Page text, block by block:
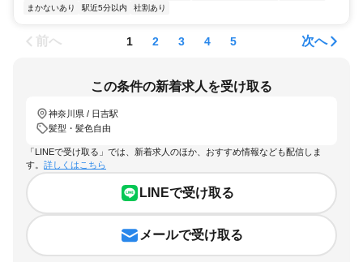
まかないあり
駅近5分以内 社割あり
前へ 1 2 3 4 5 次へ
この条件の新着求人を受け取る
神奈川県 / 日吉駅
髪型・髪色自由
「LINEで受け取る」では、新着求人のほか、おすすめ情報なども配信しま
す。 詳しくはこちら
LINEで受け取る
メールで受け取る